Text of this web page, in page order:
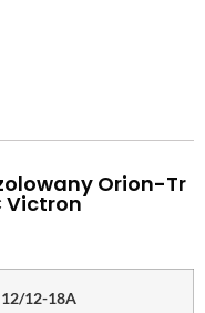
Orion-Tr
Victron
12-18A